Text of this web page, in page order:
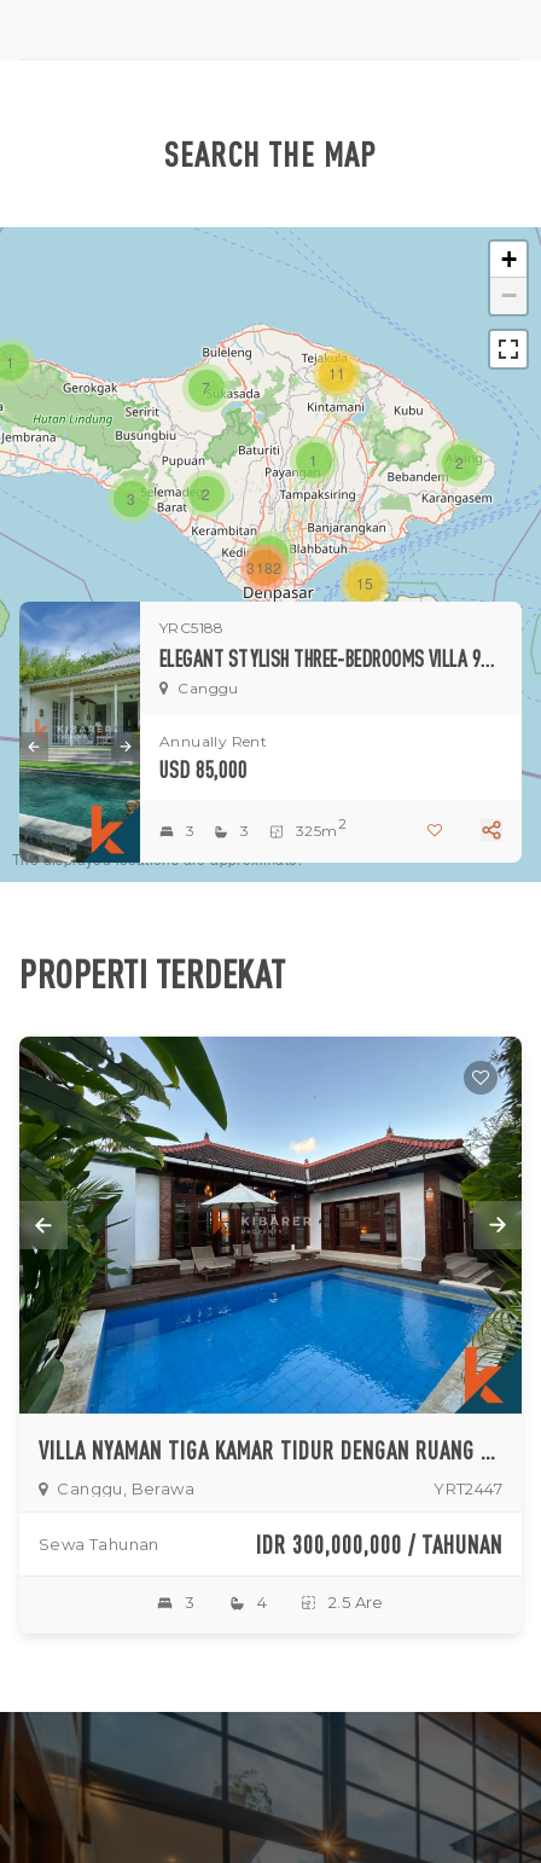
SEARCH THE MAP
1
1
1
3
7
2
15
11
3182
2
+
−
The displayed locations are approximate.
YRC5188
ELEGANT STYLISH THREE-BEDROOMS VILLA 90 METERS FROM BEACH IN CANGGU
Canggu
Annually Rent
USD 85,000
3 3 325m2
PROPERTI TERDEKAT
VILLA NYAMAN TIGA KAMAR TIDUR DENGAN RUANG TAMU TERTUTUP DAN KOLAM RENANG PRIBADI DI CANGGU
Canggu, Berawa YRT2447
Sewa Tahunan IDR 300,000,000 / TAHUNAN
3 4 2.5 Are